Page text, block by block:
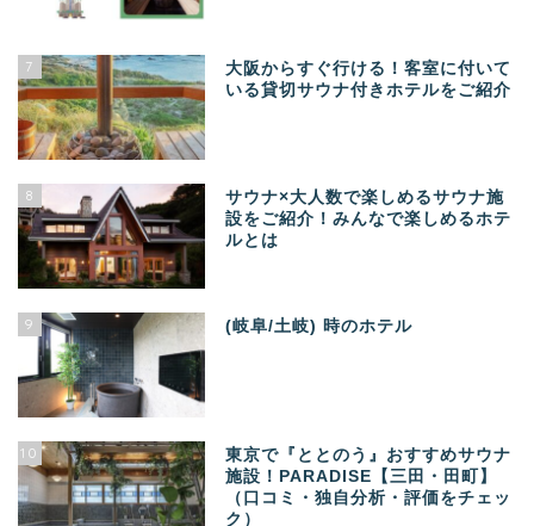
7
大阪からすぐ行ける！客室に付いて
いる貸切サウナ付きホテルをご紹介
8
サウナ×大人数で楽しめるサウナ施
設をご紹介！みんなで楽しめるホテ
ルとは
9 (岐阜/土岐) 時のホテル
10
東京で『ととのう』おすすめサウナ
施設！PARADISE【三田・田町】
（口コミ・独自分析・評価をチェッ
ク）